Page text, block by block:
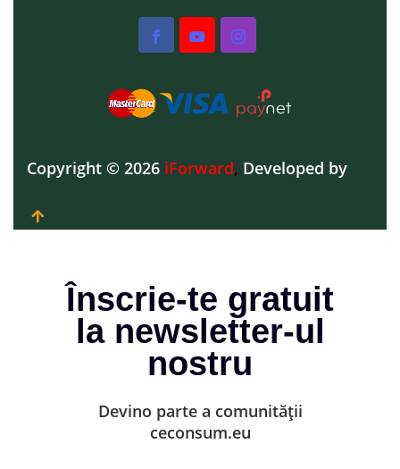
Copyright © 2026 iForward, Developed by
Înscrie-te gratuit
la newsletter-ul
nostru
Devino parte a comunității
ceconsum.eu